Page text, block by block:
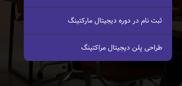
ثبت نام در دوره دیجیتال مارکتینگ
طراحی پلن دیجیتال مراکتینگ